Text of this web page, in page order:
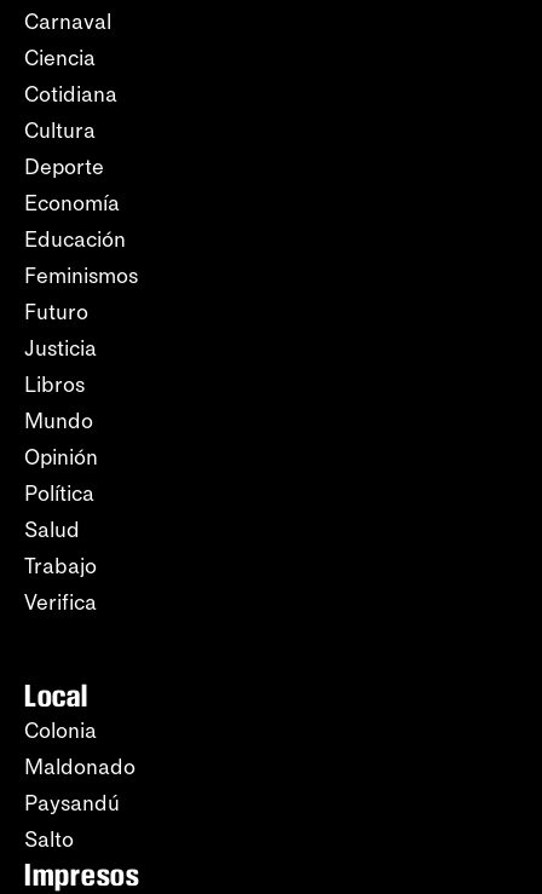
Carnaval
Ciencia
Cotidiana
Cultura
Deporte
Economía
Educación
Feminismos
Futuro
Justicia
Libros
Mundo
Opinión
Política
Salud
Trabajo
Verifica
Local
Colonia
Maldonado
Paysandú
Salto
Impresos